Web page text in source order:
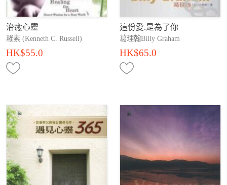
治癒心靈
羅素 (Kenneth C. Russell)
HK$55.0
這份愛.是為了你
葛理翰Billy Graham
HK$65.0